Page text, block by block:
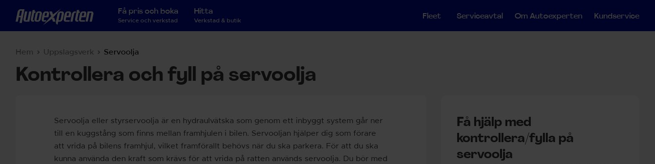
Få pris och boka
Service och verkstad
Hitta
Verkstad & butik Fleet Serviceavtal Om Autoexperten Kundservice
Hem Uppslagsverk Servoolja
Kontrollera och fyll på servoolja
Servoolja eller styrservoolja är en hydraulvätska som genom ett inbyggt system går ner
till en kuggstång som finns mellan framhjulen i bilen. Servooljan hjälper dig som förare
att vrida på bilens framhjul, vilket framförallt behövs när du ska parkera. För att du ska
kunna använda den kraft som krävs för att vrida på ratten används servoolja. Du bör med
Få hjälp med
kontrollera/fylla på
servoolja